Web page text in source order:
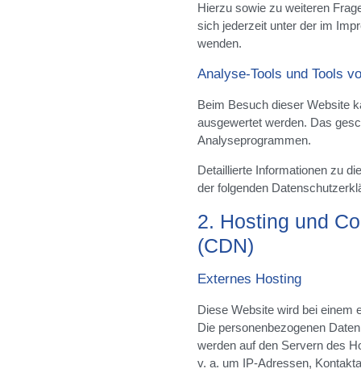
Hierzu sowie zu weiteren
sich jederzeit unter der im
wenden.
Analyse-Tools und Tools
Beim Besuch dieser Website
ausgewertet werden. Das
Analyseprogrammen.
Detaillierte Informationen zu
der folgenden
2. Hosting und
(CDN)
Externes Hosting
Diese Website wird bei einem
Die personenbezogenen
werden auf den Servern des
v. a. um IP-Adressen,